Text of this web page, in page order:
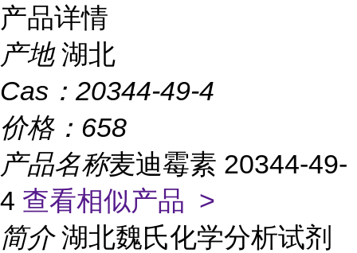
产品详情
产地 湖北
Cas： 20344-49-4
价格： 658
产品名称麦迪霉素 20344-49-
4 查看相似产品 >
简介 湖北魏氏化学分析试剂